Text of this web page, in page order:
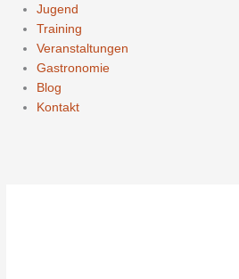
Jugend
Training
Veranstaltungen
Gastronomie
Blog
Kontakt